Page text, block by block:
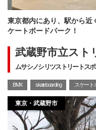
東京都内にあり、駅から近
ケートボードパーク！
武蔵野市立スト
ムサシノシリツストリートス
BMX skateboarding スケート
東京・武蔵野市